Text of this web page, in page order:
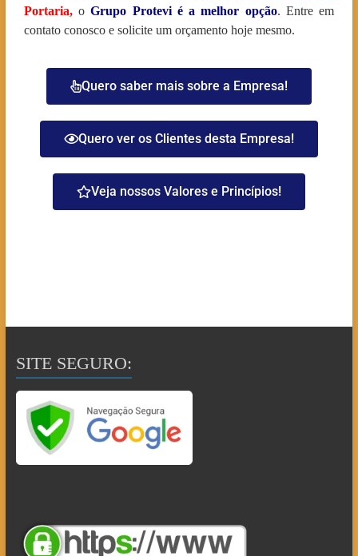
Portaria,oGrupo Protevi é a melhor opção. Entre em
contato conosco e solicite um orçamento hoje mesmo.
Quero saber mais sobre a Empresa!
Quero ver os Clientes desta Empresa!
Veja nossos Valores e Princípios!
SITE SEGURO: